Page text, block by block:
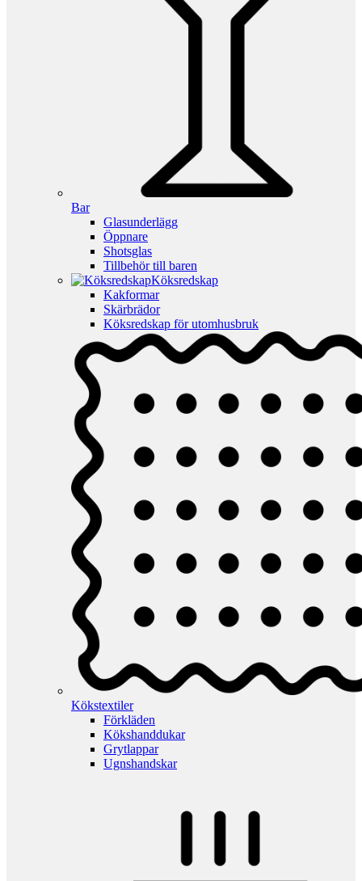
Bar
Glasunderlägg
Öppnare
Shotsglas
Tillbehör till baren
Köksredskap
Kakformar
Skärbrädor
Köksredskap för utomhusbruk
Kökstextiler
Förkläden
Kökshanddukar
Grytlappar
Ugnshandskar